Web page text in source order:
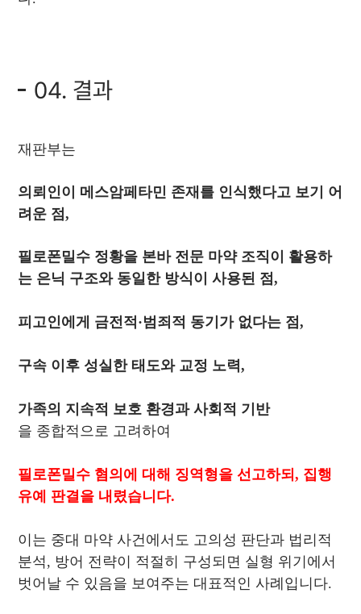
04. 결과
재판부는
의뢰인이 메스암페타민 존재를 인식했다고 보기 어
려운 점,
필로폰밀수 정황을 본바 전문 마약 조직이 활용하
는 은닉 구조와 동일한 방식이 사용된 점,
피고인에게 금전적·범죄적 동기가 없다는 점,
구속 이후 성실한 태도와 교정 노력,
가족의 지속적 보호 환경과 사회적 기반
을 종합적으로 고려하여
필로폰밀수 혐의에 대해 징역형을 선고하되, 집행
유예 판결을 내렸습니다.
이는 중대 마약 사건에서도 고의성 판단과 법리적
분석, 방어 전략이 적절히 구성되면 실형 위기에서
벗어날 수 있음을 보여주는 대표적인 사례입니다.